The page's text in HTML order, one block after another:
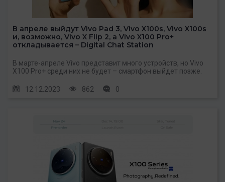
В апреле выйдут Vivo Pad 3, Vivo X100s, Vivo X100s
и, возможно, Vivo X Flip 2, а Vivo X100 Pro+
откладывается – Digital Chat Station
В марте-апреле Vivo представит много устройств, но Vivo
X100 Pro+ среди них не будет – смартфон выйдет позже.
12.12.2023 862 0